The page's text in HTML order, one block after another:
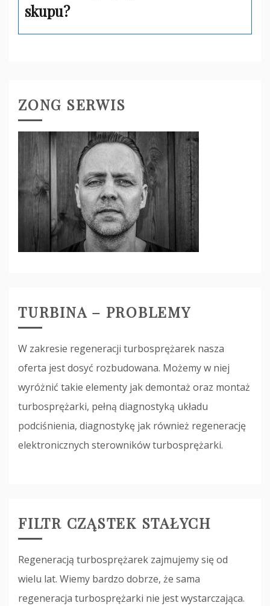
skupu?
ZONG SERWIS
TURBINA – PROBLEMY
W zakresie regeneracji turbosprężarek nasza
oferta jest dosyć rozbudowana. Możemy w niej
wyróżnić takie elementy jak demontaż oraz montaż
turbosprężarki, pełną diagnostyką układu
podciśnienia, diagnostykę jak również regenerację
elektronicznych sterowników turbosprężarki.
FILTR CZĄSTEK STAŁYCH
Regeneracją turbosprężarek zajmujemy się od
wielu lat. Wiemy bardzo dobrze, że sama
regeneracja turbosprężarki nie jest wystarczająca.